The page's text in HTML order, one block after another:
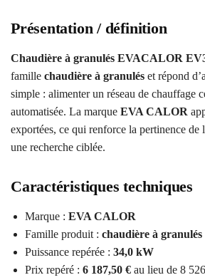
Présentation / définition
Chaudière à granulés EVACALOR
famille chaudière à granulés et répond
simple : alimenter un réseau de chauffage
automatisée. La marque EVA CALOR
exportées, ce qui renforce la pertinence de
une recherche ciblée.
Caractéristiques techniques
Marque : EVA CALOR
Famille produit : chaudière à granulés
Puissance repérée : 34,0 kW
Prix repéré : 6 187,50 € au lieu de 8